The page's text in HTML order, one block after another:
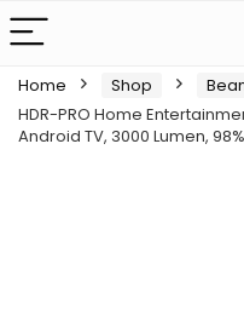
Home Shop
HDR-PRO Home
Android TV, 3000 Lumen,